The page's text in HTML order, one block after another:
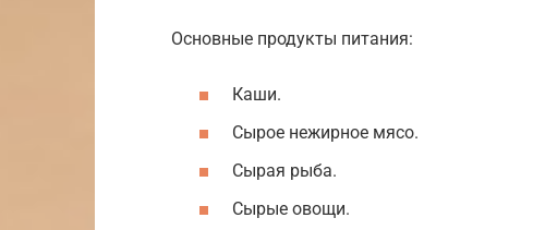
Основные продукты питания:
Каши.
Сырое нежирное мясо.
Сырая рыба.
Сырые овощи.